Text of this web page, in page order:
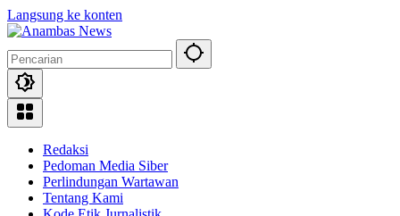
Langsung ke konten
Redaksi
Pedoman Media Siber
Perlindungan Wartawan
Tentang Kami